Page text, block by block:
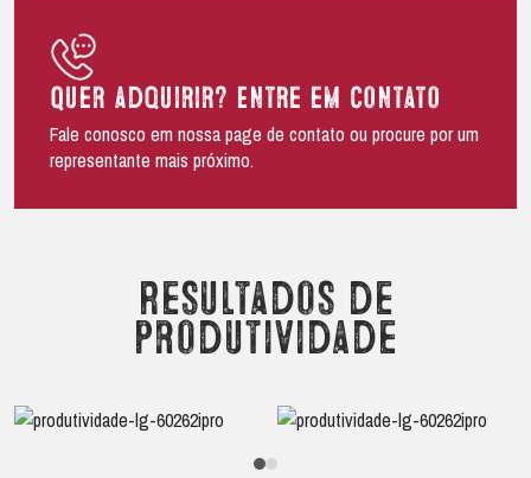
Quer adquirir? Entre em contato
Fale conosco em nossa page de contato ou procure por um
representante mais próximo.
Resultados de
produtividade